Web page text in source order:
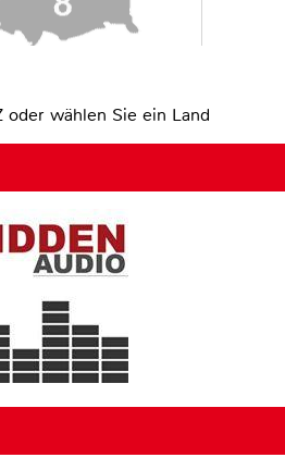
oder wählen Sie ein Land